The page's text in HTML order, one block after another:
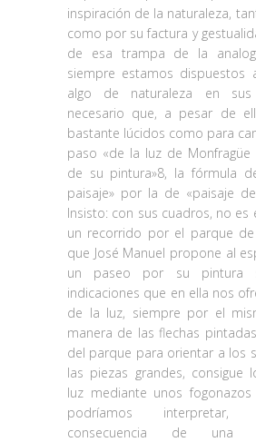
inspiración de la naturaleza,
como por su factura y
de esa trampa de la
siempre estamos dispuestos
algo de naturaleza en
necesario que, a pesar de
bastante lúcidos como para
paso «de la luz de
de su pintura»8, la fórmula
paisaje» por la de «paisaje
Insisto: con sus cuadros, no es
un recorrido por el parque
que José Manuel propone al
un paseo por su pintura
indicaciones que en ella nos
de la luz, siempre por el
manera de las flechas
del parque para orientar a los
las piezas grandes, consigue
luz mediante unos
podríamos
consecuencia de una